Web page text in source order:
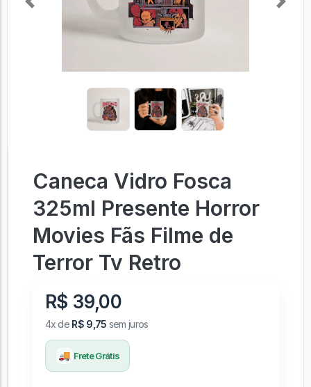
Previous Next
Caneca Vidro Fosca
325ml Presente Horror
Movies Fãs Filme de
Terror Tv Retro
R$ 39,00
4x de R$ 9,75 sem juros
🚚 Frete Grátis